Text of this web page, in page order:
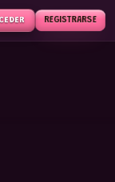
REGISTRARSE